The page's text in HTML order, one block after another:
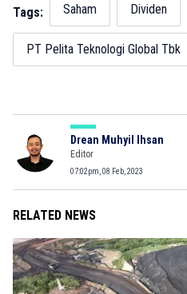
Tags: Saham Dividen
PT Pelita Teknologi Global Tbk
Drean Muhyil Ihsan
Editor
07:02pm, 08 Feb, 2023
RELATED NEWS